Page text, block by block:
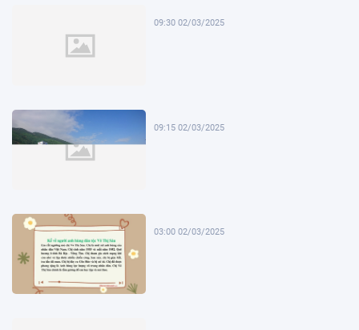
09:30 02/03/2025
09:15 02/03/2025
03:00 02/03/2025